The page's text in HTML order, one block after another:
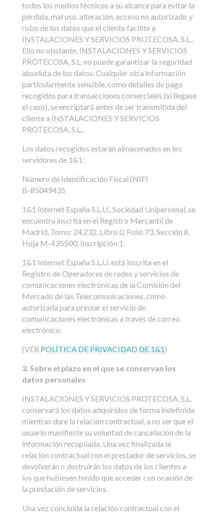
todos los medios técnicos a su alcance para evitar la
pérdida, mal uso, alteración, acceso no autorizado y
robo de los datos que el cliente facilite a
INSTALACIONES Y SERVICIOS PROTECOSA, S.L..
Ello no obstante, INSTALACIONES Y SERVICIOS
PROTECOSA, S.L. no puede garantizar la seguridad
absoluta de los datos. Cualquier otra información
particularmente sensible, como detalles de pago
recogidos para transacciones comerciales (si llegase
el caso), se encriptará antes de ser transmitida del
cliente a INSTALACIONES Y SERVICIOS
PROTECOSA, S.L..
Los datos recogidos estarán almacenados en los
servidores de 1&1:
Número de Identificación Fiscal (NIF)
B-85049435
1&1 Internet España S.L.U., Sociedad Unipersonal, se
encuentra inscrita en el Registro Mercantil de
Madrid, Tomo: 24.232, Libro 0, Folio 73, Sección 8,
Hoja M-435500, Inscripción 1.
1&1 Internet España S.L.U. está inscrita en el
Registro de Operadores de redes y servicios de
comunicaciones electrónicas de la Comisión del
Mercado de las Telecomunicaciones, como
autorizada para prestar el servicio de
comunicaciones electrónicas a través de correo
electrónico.
(VER POLÍTICA DE PRIVACIDAD DE 1&1)
3. Sobre el plazo en el que se conservan los
datos personales
INSTALACIONES Y SERVICIOS PROTECOSA, S.L.
conservará los datos adquiridos de forma indefinida
mientras dure la relación contractual, a no ser que el
usuario manifieste su voluntad de cancelación de la
información recopilada. Una vez finalizada la
relación contractual con el prestador de servicios, se
devolverán o destruirán los datos de los clientes a
los que hubiesen tenido que acceder con ocasión de
la prestación de servicios.
Una vez concluida la relación contractual con el